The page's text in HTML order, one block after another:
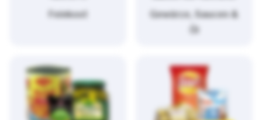
Feinkost
Gewürze, Saucen &
Öl